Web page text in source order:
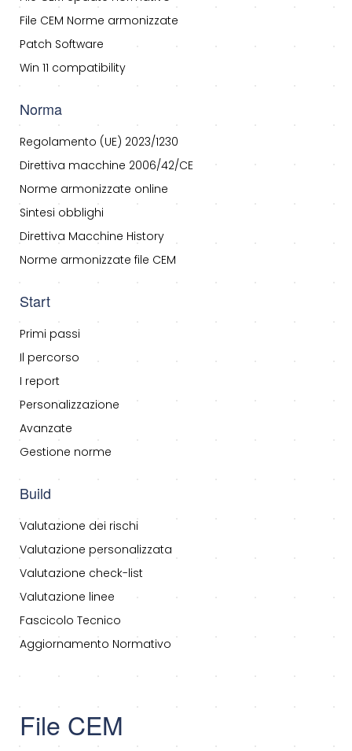
File CEM Norme armonizzate
Patch Software
Win 11 compatibility
Norma
Regolamento (UE) 2023/1230
Direttiva macchine 2006/42/CE
Norme armonizzate online
Sintesi obblighi
Direttiva Macchine History
Norme armonizzate file CEM
Start
Primi passi
Il percorso
I report
Personalizzazione
Avanzate
Gestione norme
Build
Valutazione dei rischi
Valutazione personalizzata
Valutazione check-list
Valutazione linee
Fascicolo Tecnico
Aggiornamento Normativo
File CEM